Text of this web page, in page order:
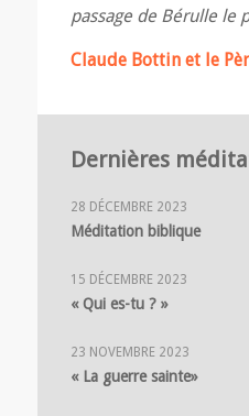
passage de Bérulle le
Claude Bottin et le
Dernières
28 DÉCEMBRE 2023
Méditation biblique
15 DÉCEMBRE 2023
« Qui es-tu ? »
23 NOVEMBRE 2023
« La guerre sainte»